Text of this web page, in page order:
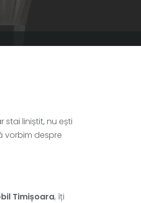
liniștit, nu ești
vorbim despre
Timișoara, îți